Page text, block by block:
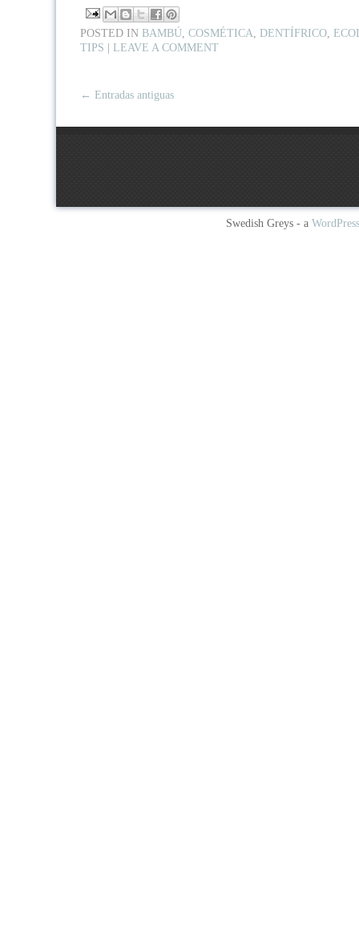
POSTED IN BAMBÚ COSMÉTICA DENTÍFRICO
TIPS | LEAVE A COMMENT
← Entradas antiguas
Swedish Greys - a